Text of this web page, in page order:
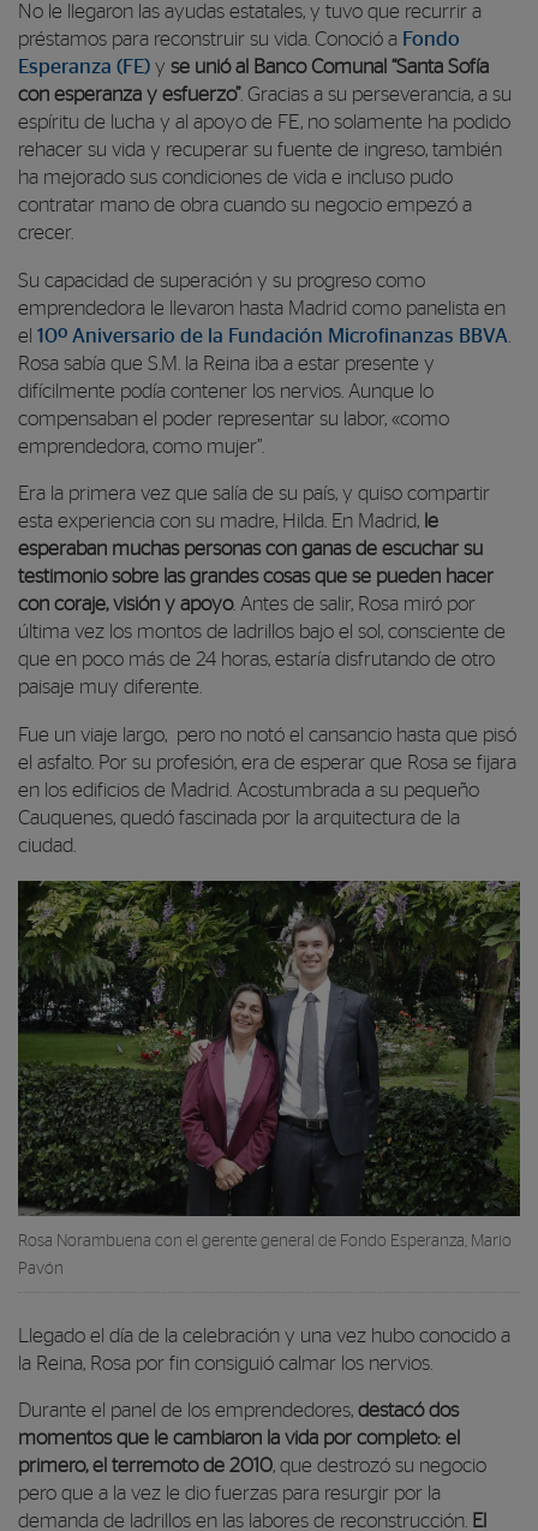
No le llegaron las ayudas estatales, y tuvo que recurrir a
préstamos para reconstruir su vida. Conoció a Fondo
Esperanza (FE) y se unió al Banco Comunal “Santa Sofía
con esperanza y esfuerzo”. Gracias a su perseverancia, a su
espíritu de lucha y al apoyo de FE, no solamente ha podido
rehacer su vida y recuperar su fuente de ingreso, también
ha mejorado sus condiciones de vida e incluso pudo
contratar mano de obra cuando su negocio empezó a
crecer.
Su capacidad de superación y su progreso como
emprendedora le llevaron hasta Madrid como panelista en
el 10º Aniversario de la Fundación Microfinanzas BBVA
Rosa sabía que S.M. la Reina iba a estar presente y
difícilmente podía contener los nervios. Aunque lo
compensaban el poder representar su labor, «como
emprendedora, como mujer”.
Era la primera vez que salía de su país, y quiso compartir
esta experiencia con su madre, Hilda. En Madrid, le
esperaban muchas personas con ganas de escuchar su
testimonio sobre las grandes cosas que se pueden hacer
con coraje, visión y apoyo. Antes de salir, Rosa miró por
última vez los montos de ladrillos bajo el sol, consciente de
que en poco más de 24 horas, estaría disfrutando de otro
paisaje muy diferente.
Fue un viaje largo, pero no notó el cansancio hasta que pisó
el asfalto. Por su profesión, era de esperar que Rosa se fijara
en los edificios de Madrid. Acostumbrada a su pequeño
Cauquenes, quedó fascinada por la arquitectura de la
ciudad.
Rosa Norambuena con el gerente general de Fondo Esperanza, Mario
Pavón
Llegado el día de la celebración y una vez hubo conocido a
la Reina, Rosa por fin consiguió calmar los nervios.
Durante el panel de los emprendedores, destacó dos
momentos que le cambiaron la vida por completo: el
primero, el terremoto de 2010, que destrozó su negocio
pero que a la vez le dio fuerzas para resurgir por la
demanda de ladrillos en las labores de reconstrucción. El